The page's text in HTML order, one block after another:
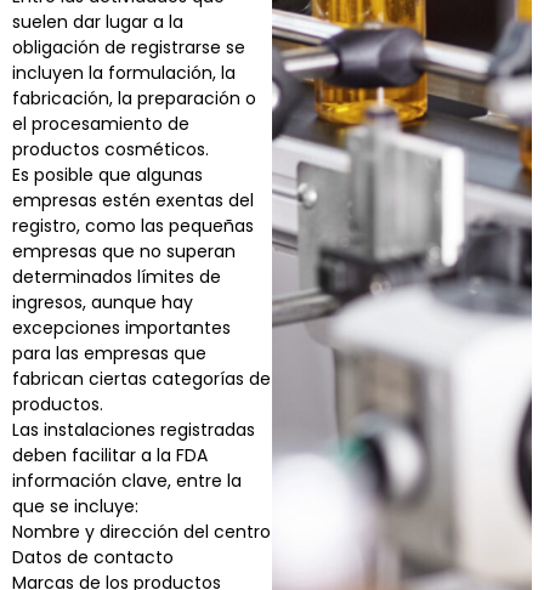
suelen dar lugar a la
obligación de registrarse se
incluyen la formulación, la
fabricación, la preparación o
el procesamiento de
productos cosméticos.
Es posible que algunas
empresas estén exentas del
registro, como las pequeñas
empresas que no superan
determinados límites de
ingresos, aunque hay
excepciones importantes
para las empresas que
fabrican ciertas categorías de
productos.
Las instalaciones registradas
deben facilitar a la FDA
información clave, entre la
que se incluye:
Nombre y dirección del centro
Datos de contacto
Marcas de los productos